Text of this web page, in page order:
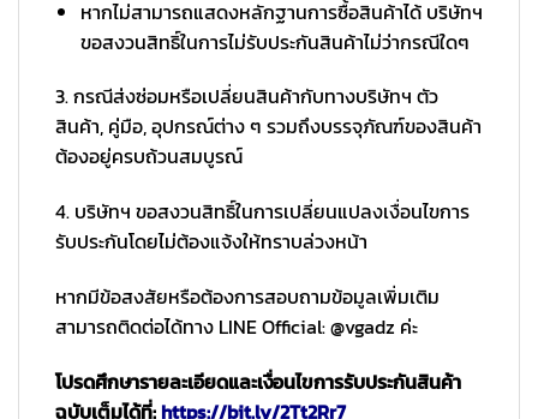
หากไม่สามารถแสดงหลักฐานการซื้อสินค้าได้ บริษัทฯ
ขอสงวนสิทธิ์ในการไม่รับประกันสินค้าไม่ว่ากรณีใดๆ
3. กรณีส่งซ่อมหรือเปลี่ยนสินค้ากับทางบริษัทฯ ตัว
สินค้า, คู่มือ, อุปกรณ์ต่าง ๆ รวมถึงบรรจุภัณฑ์ของสินค้า
ต้องอยู่ครบถ้วนสมบูรณ์
4. บริษัทฯ ขอสงวนสิทธิ์ในการเปลี่ยนแปลงเงื่อนไขการ
รับประกันโดยไม่ต้องแจ้งให้ทราบล่วงหน้า
หากมีข้อสงสัยหรือต้องการสอบถามข้อมูลเพิ่มเติม
สามารถติดต่อได้ทาง LINE Official: @vgadz ค่ะ
โปรดศึกษารายละเอียดและเงื่อนไขการรับประกันสินค้า
ฉบับเต็มได้ที่:https://bit.ly/2Tt2Rr7